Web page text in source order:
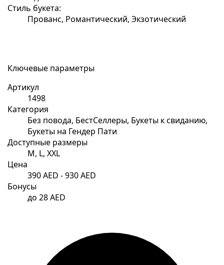
Стиль букета:
Прованс, Романтический, Экзотический
Ключевые параметры
Артикул
1498
Категория
Без повода, БестСеллеры, Букеты к свиданию,
Букеты на Гендер Пати
Доступные размеры
M, L, XXL
Цена
390 AED - 930 AED
Бонусы
до 28 AED